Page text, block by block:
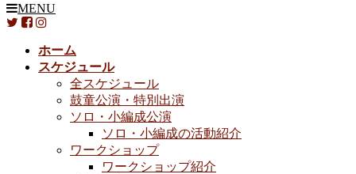
MENU
ホーム
スケジュール
全スケジュール
鼓童公演・特別出演
ソロ・小編成公演
ソロ・小編成の活動紹介
ワークショップ
ワークショップ紹介